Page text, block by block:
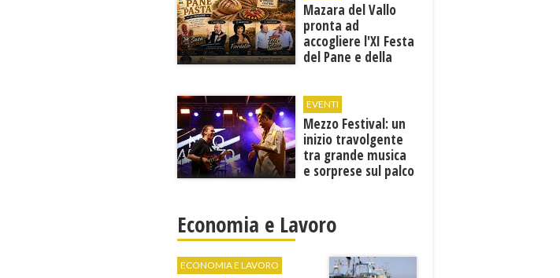
Mazara del Vallo
pronta ad
accogliere l'XI Festa
del Pane e della
EVENTI
Mezzo Festival: un
inizio travolgente
tra grande musica
e sorprese sul palco
Economia e Lavoro
ECONOMIA E LAVORO